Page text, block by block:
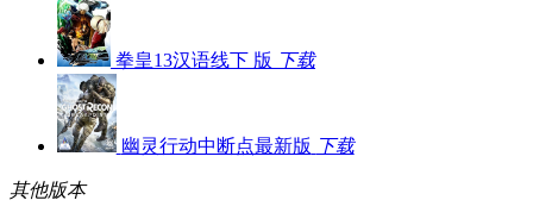
拳皇13汉语线下 版 下载
幽灵行动中断点最新版 下载
其他版本